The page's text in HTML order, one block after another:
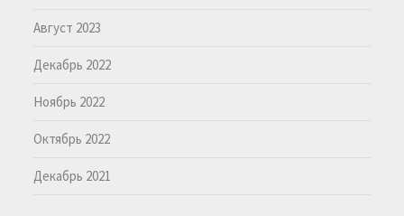
Август 2023
Декабрь 2022
Ноябрь 2022
Октябрь 2022
Декабрь 2021